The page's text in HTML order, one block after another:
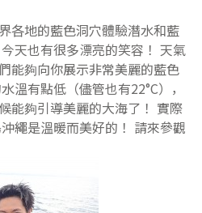
各地的藍色洞穴體驗潛水和藍
天也有很多漂亮的笑容！ 天氣
能夠向你展示非常美麗的藍色
溫有點低（儘管也有22°C），
能夠引導美麗的大海了！ 實際
繩是溫暖而美好的！ 請來參觀